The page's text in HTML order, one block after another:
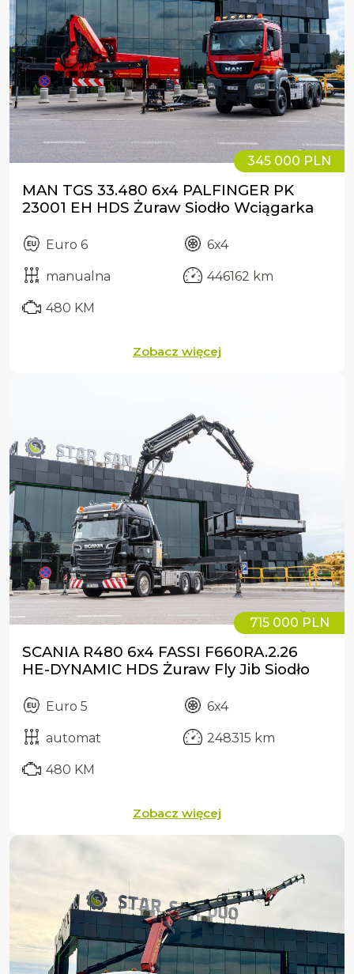
345 000 PLN
MAN TGS 33.480 6x4 PALFINGER PK
23001 EH HDS Żuraw Siodło Wciągarka
Euro 6 6x4
manualna 446162 km
480 KM
Zobacz więcej
715 000 PLN
SCANIA R480 6x4 FASSI F660RA.2.26
HE-DYNAMIC HDS Żuraw Fly Jib Siodło
Euro 5 6x4
automat 248315 km
480 KM
Zobacz więcej